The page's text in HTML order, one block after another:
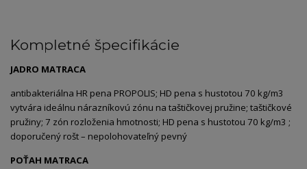
Kompletné špecifikácie
JADRO MATRACA
antibakteriálna HR pena PROPOLIS; HD pena s hustotou 70 kg/m3
vytvára ideálnu nárazníkovú zónu na taštičkovej pružine; taštičkové
pružiny; 7 zón rozloženia hmotnosti; HD pena s hustotou 70 kg/m3 ;
doporučený rošt – nepolohovateľný pevný
POŤAH MATRACA